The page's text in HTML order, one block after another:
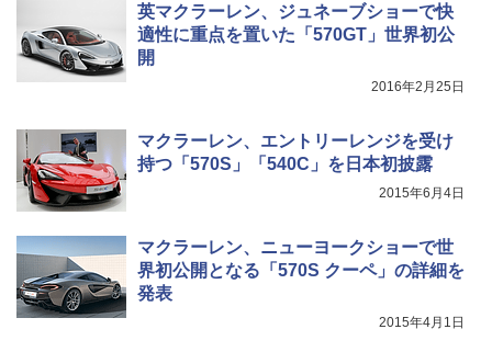
英マクラーレン、ジュネーブショーで快
適性に重点を置いた「570GT」世界初公
開
2016年2月25日
マクラーレン、エントリーレンジを受け
持つ「570S」「540C」を日本初披露
2015年6月4日
マクラーレン、ニューヨークショーで世
界初公開となる「570S クーペ」の詳細を
発表
2015年4月1日